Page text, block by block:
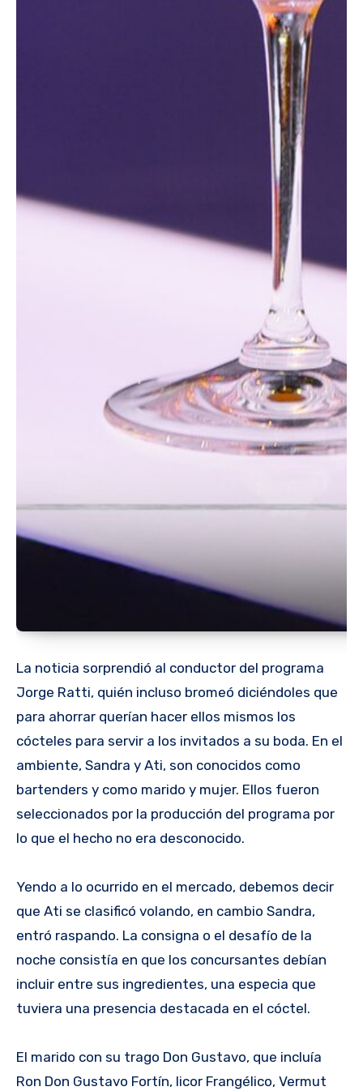
La noticia sorprendió al conductor del programa
Jorge Ratti, quién incluso bromeó diciéndoles que
para ahorrar querían hacer ellos mismos los
cócteles para servir a los invitados a su boda. En el
ambiente, Sandra y Ati, son conocidos como
bartenders y como marido y mujer. Ellos fueron
seleccionados por la producción del programa por
lo que el hecho no era desconocido.
Yendo a lo ocurrido en el mercado, debemos decir
que Ati se clasificó volando, en cambio Sandra,
entró raspando. La consigna o el desafío de la
noche consistía en que los concursantes debían
incluir entre sus ingredientes, una especia que
tuviera una presencia destacada en el cóctel.
El marido con su trago Don Gustavo, que incluía
Ron Don Gustavo Fortín, licor Frangélico, Vermut